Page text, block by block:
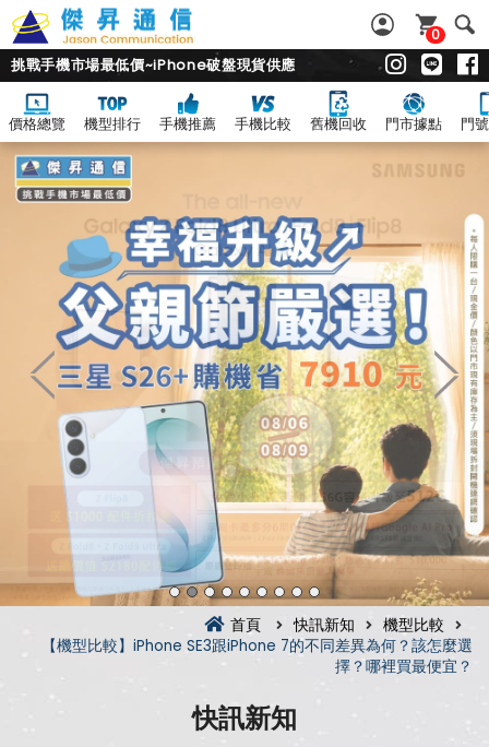
0
挑戰手機市場最低價~iPhone破盤現貨供應
價格總覽 機型排行 手機推薦 手機比較 舊機回收 門市據點 門
首頁 快訊新知
機型比較
【機型比較】iPhone SE3跟iPhone 7的不同差異為何？該怎麼選
擇？哪裡買最便宜？
快訊新知